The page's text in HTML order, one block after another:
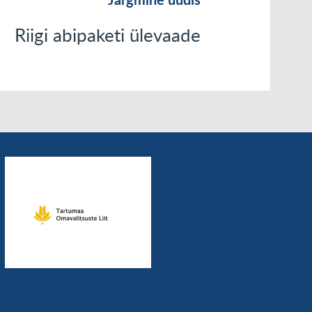
Riigi abipaketi ülevaade